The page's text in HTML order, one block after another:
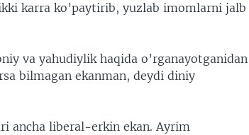
karra ko’paytirib, yuzlab imomlarni jalb
va yahudiylik haqida o’rganayotganidan
bilmagan ekanman, deydi diniy
ancha liberal-erkin ekan. Ayrim